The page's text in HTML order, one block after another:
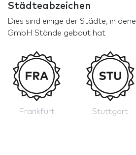
Städteabzeichen
Dies sind einige der Städte, in
GmbH Stände gebaut hat
Frankfurt Stuttgart